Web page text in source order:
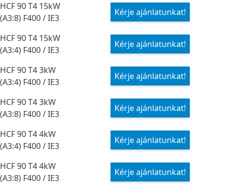
HCF 90 T4 15kW
(A3:8) F400 / IE3
Kérje ajánlatunkat!
HCF 90 T4 15kW
(A3:4) F400 / IE3
Kérje ajánlatunkat!
HCF 90 T4 3kW
(A3:4) F400 / IE3
Kérje ajánlatunkat!
HCF 90 T4 3kW
(A3:8) F400 / IE3
Kérje ajánlatunkat!
HCF 90 T4 4kW
(A3:4) F400 / IE3
Kérje ajánlatunkat!
HCF 90 T4 4kW
(A3:8) F400 / IE3
Kérje ajánlatunkat!